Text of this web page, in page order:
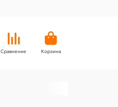
Сравнение Корзина